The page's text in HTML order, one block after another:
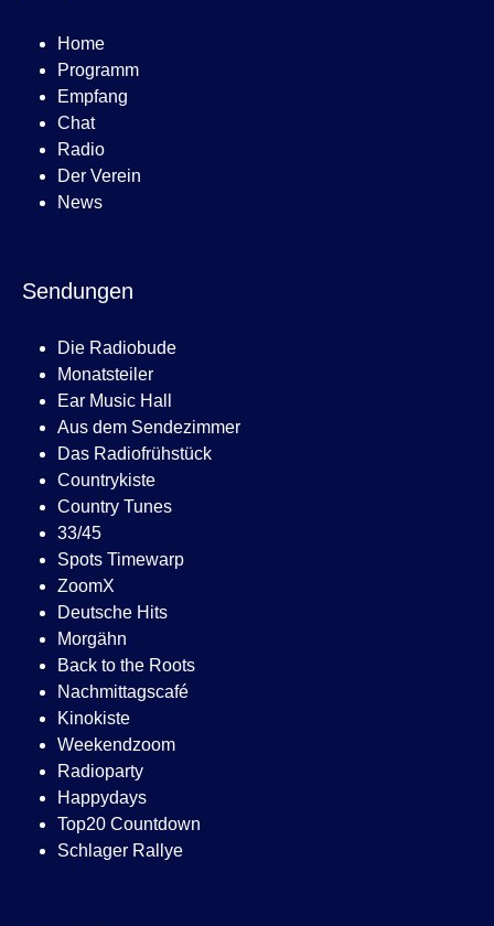
Home
Programm
Empfang
Chat
Radio
Der Verein
News
Sendungen
Die Radiobude
Monatsteiler
Ear Music Hall
Aus dem Sendezimmer
Das Radiofrühstück
Countrykiste
Country Tunes
33/45
Spots Timewarp
ZoomX
Deutsche Hits
Morgähn
Back to the Roots
Nachmittagscafé
Kinokiste
Weekendzoom
Radioparty
Happydays
Top20 Countdown
Schlager Rallye